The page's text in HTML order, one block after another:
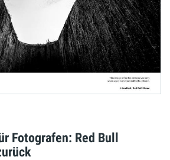
Fotografen: Red Bull